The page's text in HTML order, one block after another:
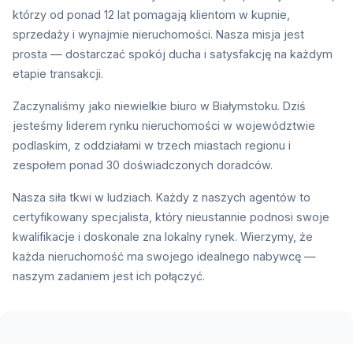
którzy od ponad 12 lat pomagają klientom w kupnie,
sprzedaży i wynajmie nieruchomości. Nasza misja jest
prosta — dostarczać spokój ducha i satysfakcję na każdym
etapie transakcji.
Zaczynaliśmy jako niewielkie biuro w Białymstoku. Dziś
jesteśmy liderem rynku nieruchomości w województwie
podlaskim, z oddziałami w trzech miastach regionu i
zespołem ponad 30 doświadczonych doradców.
Nasza siła tkwi w ludziach. Każdy z naszych agentów to
certyfikowany specjalista, który nieustannie podnosi swoje
kwalifikacje i doskonale zna lokalny rynek. Wierzymy, że
każda nieruchomość ma swojego idealnego nabywcę —
naszym zadaniem jest ich połączyć.